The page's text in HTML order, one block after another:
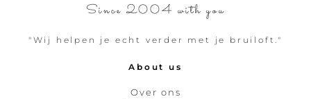
Since 2004 with you
"Wij helpen je echt verder met je bruiloft."
About us
Over ons